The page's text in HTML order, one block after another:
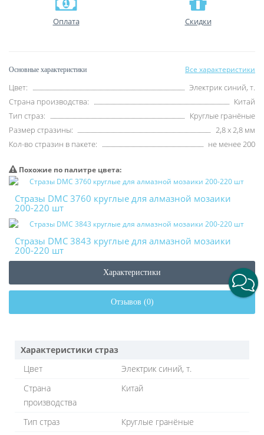
Оплата Скидки
Основные характеристики Все характеристики
Цвет:
Электрик синий, т.
Страна производства:
Китай
Тип страз:
Круглые гранёные
Размер стразины:
2,8 х 2,8 мм
Кол-во стразин в пакете:
не менее 200
Похожие по палитре цвета:
Стразы DMC 3760 круглые для алмазной мозаики
200-220 шт
Стразы DMC 3843 круглые для алмазной мозаики
200-220 шт
Характеристики
Отзывов (0)
Характеристики страз
Цвет
Электрик синий, т.
Страна
производства
Китай
Тип страз
Круглые гранёные